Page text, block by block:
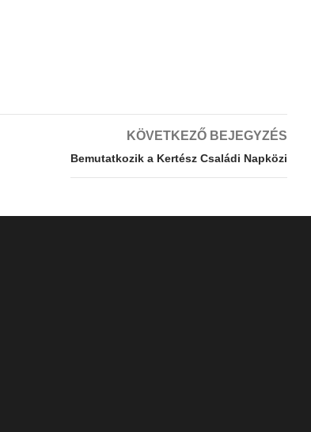
KÖVETKEZŐ BEJEGYZÉS
Bemutatkozik a Kertész Családi Napközi